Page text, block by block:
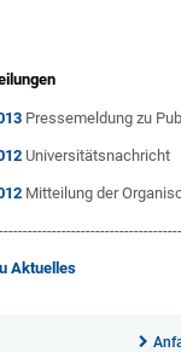
Pressemeldung zu
Universitätsnachricht
Mitteilung der
Aktuelles